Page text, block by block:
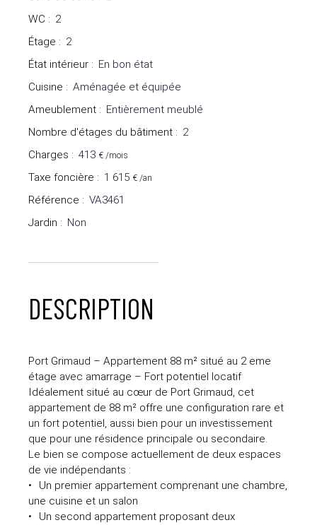
WC : 2
Étage : 2
État intérieur : En bon état
Cuisine : Aménagée et équipée
Ameublement : Entièrement meublé
Nombre d'étages du bâtiment : 2
Charges : 413 € /mois
Taxe foncière : 1 615 € /an
Référence : VA3461
Jardin : Non
DESCRIPTION
Port Grimaud – Appartement 88 m² situé au 2 eme
étage avec amarrage – Fort potentiel locatif
Idéalement situé au cœur de Port Grimaud, cet
appartement de 88 m² offre une configuration rare et
un fort potentiel, aussi bien pour un investissement
que pour une résidence principale ou secondaire.
Le bien se compose actuellement de deux espaces
de vie indépendants :
Un premier appartement comprenant une chambre,
une cuisine et un salon
Un second appartement proposant deux